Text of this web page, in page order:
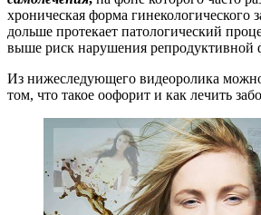
хроническая форма гинекологического
дольше протекает патологический
выше риск нарушения репродуктивной
Из нижеследующего видеоролика
том, что такое оофорит и как лечить